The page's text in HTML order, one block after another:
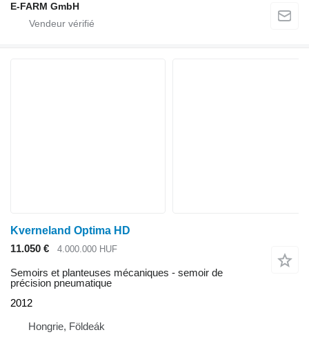
E-FARM GmbH
Kverneland Optima HD
11.050 €
4.000.000 HUF
Semoirs et planteuses mécaniques - semoir de
précision pneumatique
2012
Hongrie, Földeák